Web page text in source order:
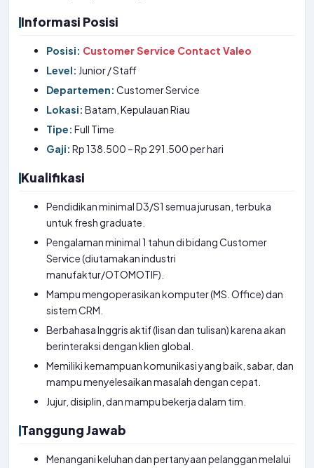
Informasi Posisi
Posisi: Customer Service Contact Valeo
Level: Junior / Staff
Departemen: Customer Service
Lokasi: Batam, Kepulauan Riau
Tipe: Full Time
Gaji: Rp 138.500 – Rp 291.500 per hari
Kualifikasi
Pendidikan minimal D3/S1 semua jurusan, terbuka
untuk fresh graduate.
Pengalaman minimal 1 tahun di bidang Customer
Service (diutamakan industri
manufaktur/OTOMOTIF).
Mampu mengoperasikan komputer (MS. Office) dan
sistem CRM.
Berbahasa Inggris aktif (lisan dan tulisan) karena akan
berinteraksi dengan klien global.
Memiliki kemampuan komunikasi yang baik, sabar, dan
mampu menyelesaikan masalah dengan cepat.
Jujur, disiplin, dan mampu bekerja dalam tim.
Tanggung Jawab
Menangani keluhan dan pertanyaan pelanggan melalui